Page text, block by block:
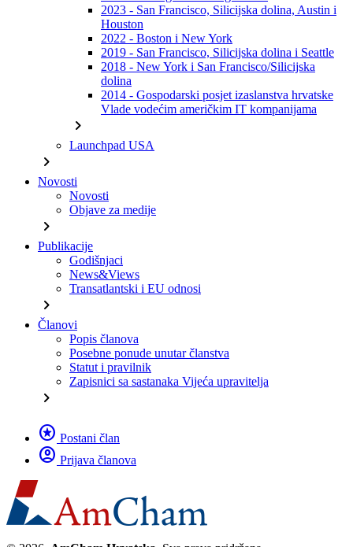
2023 - San Francisco, Silicijska dolina, Austin i
Houston
2022 - Boston i New York
2019 - San Francisco, Silicijska dolina i Seattle
2018 - New York i San Francisco/Silicijska
dolina
2014 - Gospodarski posjet izaslanstva hrvatske
Vlade vodećim američkim IT kompanijama
chevron_right
Launchpad USA
chevron_right
Novosti
Novosti
Objave za medije
chevron_right
Publikacije
Godišnjaci
News&Views
Transatlantski i EU odnosi
chevron_right
Članovi
Popis članova
Posebne ponude unutar članstva
Statut i pravilnik
Zapisnici sa sastanaka Vijeća upravitelja
chevron_right
stars Postani član
account_circle Prijava članova